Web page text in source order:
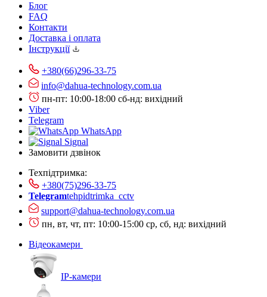
Блог
FAQ
Контакти
Доставка і оплата
Інструкції
+380(66)296-33-75
info@dahua-technology.com.ua
пн-пт: 10:00-18:00 сб-нд: вихідний
Viber
Telegram
WhatsApp
Signal
Замовити дзвінок
Техпідтримка:
+380(75)296-33-75
Telegramtehpidtrimka_cctv
support@dahua-technology.com.ua
пн, вт, чт, пт: 10:00-15:00 ср, сб, нд: вихідний
Відеокамери
IP-камери